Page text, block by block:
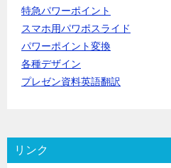
特急パワーポイント
スマホ用パワポスライド
パワーポイント変換
各種デザイン
プレゼン資料英語翻訳
リンク